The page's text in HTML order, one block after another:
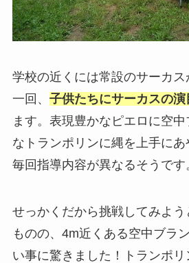
学校の近くには常設のサーカ
一回、 子供たちにサーカスの演
ます。表現豊かなピエロに空
なトランポリンに縄を上手にあ
毎回指導内容が異なるそうです
せっかくだから挑戦してみよ
ものの、4m近くある空中ブラ
い事に驚きました！トランポ